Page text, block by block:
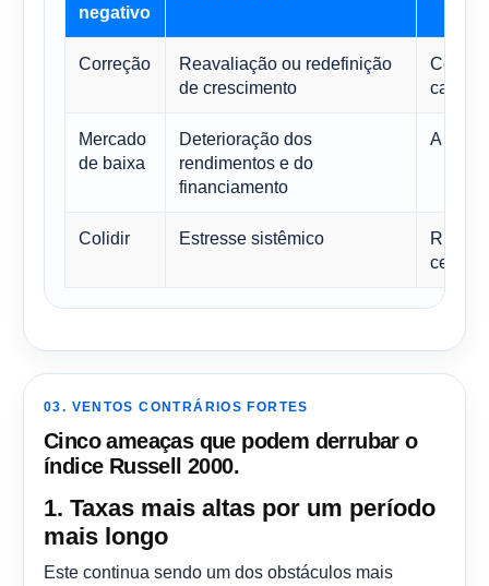
negativo
Correção
Reavaliação ou redefinição
de crescimento
Mercado
de baixa
Deterioração dos
rendimentos e do
financiamento
A
Colidir Estresse sistêmico
Risco
03. VENTOS CONTRÁRIOS FORTES
Cinco ameaças que podem derrubar o
índice Russell 2000.
1. Taxas mais altas por um período
mais longo
Este continua sendo um dos obstáculos mais